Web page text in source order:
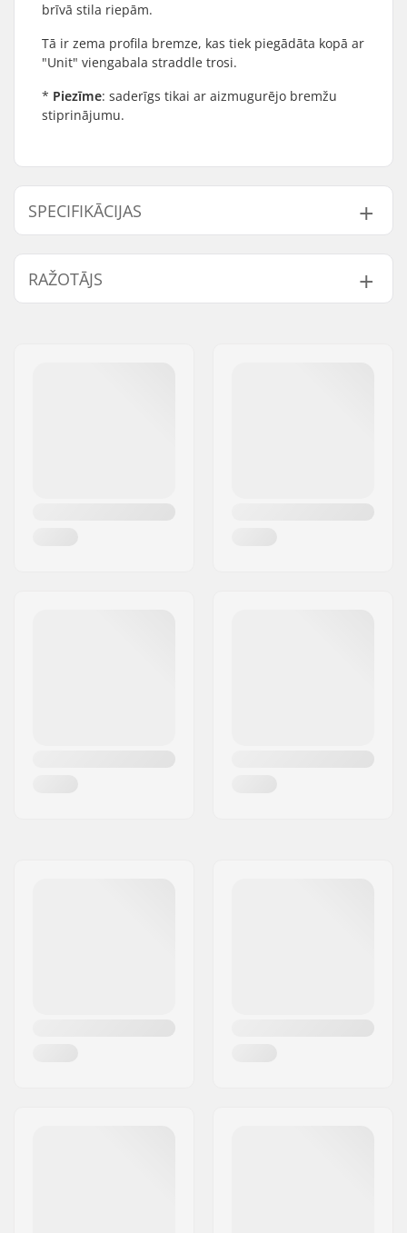
brīvā stila riepām.
Tā ir zema profila bremze, kas tiek piegādāta kopā ar
"Unit" viengabala straddle trosi.
* Piezīme: saderīgs tikai ar aizmugurējo bremžu
stiprinājumu.
SPECIFIKĀCIJAS
BMX Brake:
Rear
Svars:
RAŽOTĀJS